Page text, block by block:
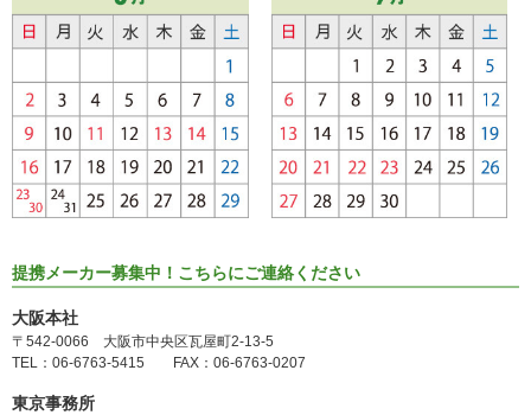
提携メーカー募集中！こちらにご連絡ください
大阪本社
〒542-0066 大阪市中央区瓦屋町2-13-5
TEL：06-6763-5415 FAX：06-6763-0207
東京事務所